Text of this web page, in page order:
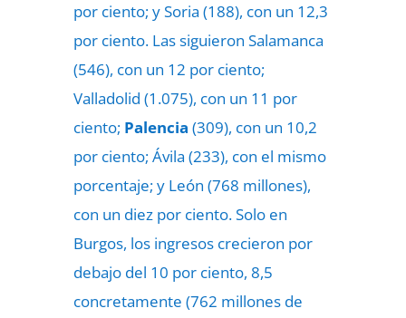
por ciento; y Soria (188), con un 12,3
por ciento. Las siguieron Salamanca
(546), con un 12 por ciento;
Valladolid (1.075), con un 11 por
ciento; Palencia (309), con un 10,2
por ciento; Ávila (233), con el mismo
porcentaje; y León (768 millones),
con un diez por ciento. Solo en
Burgos, los ingresos crecieron por
debajo del 10 por ciento, 8,5
concretamente (762 millones de